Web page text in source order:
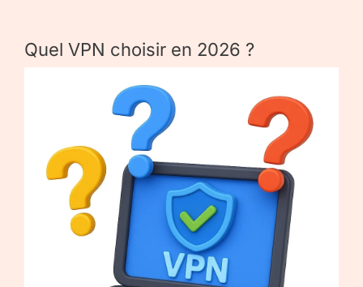
Quel VPN choisir en 2026 ?